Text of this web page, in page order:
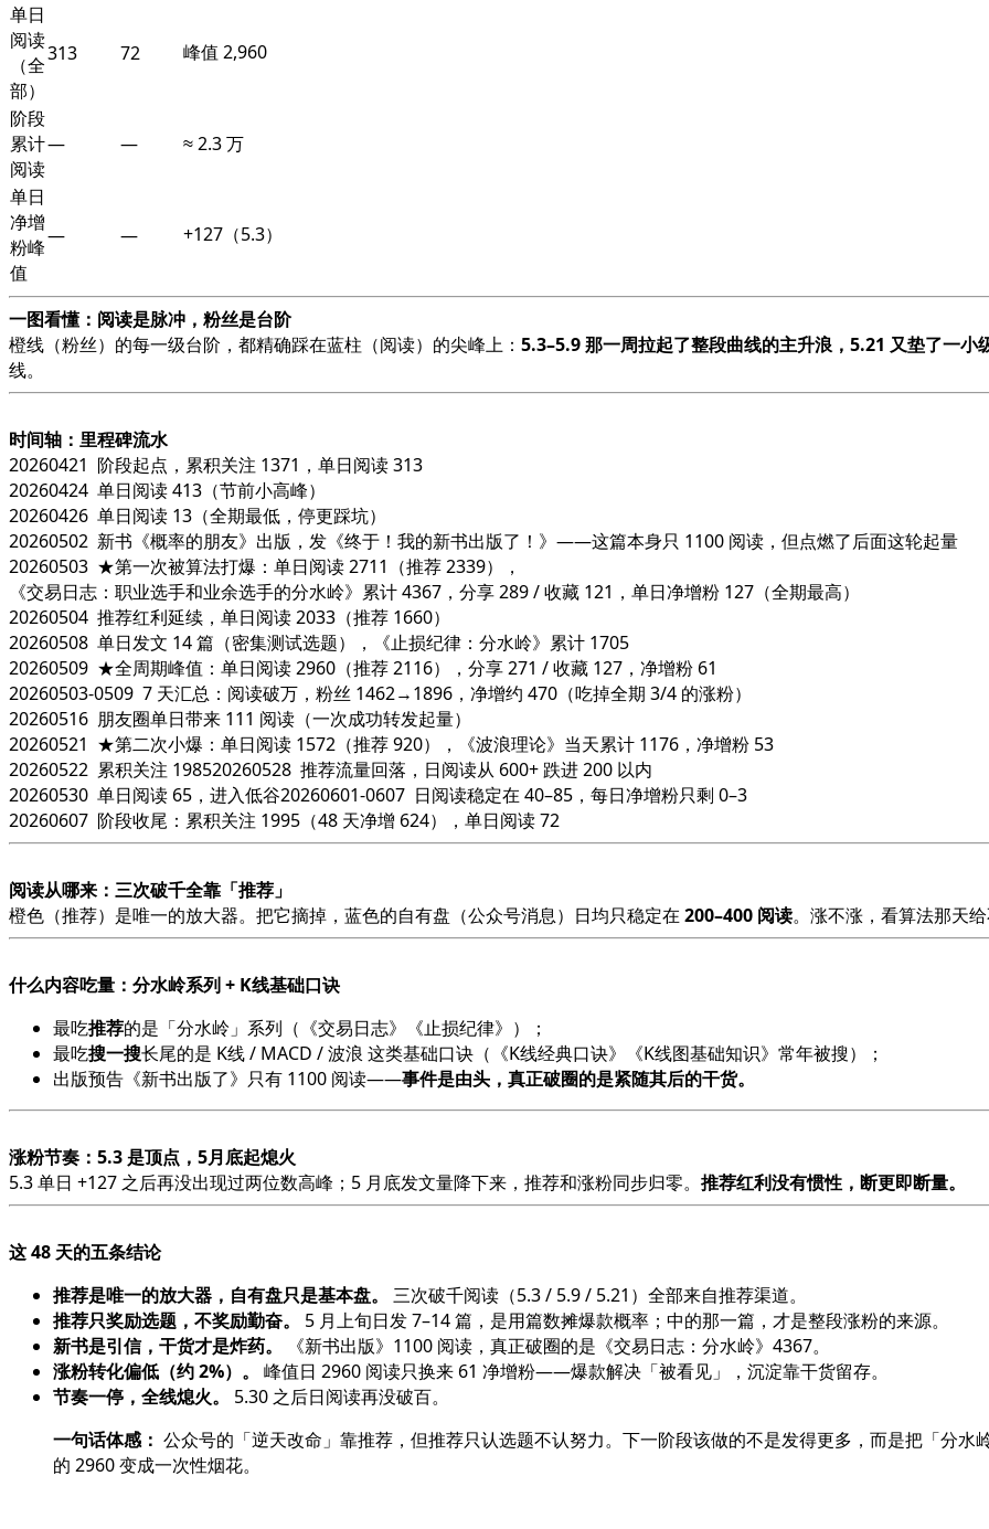
单日
阅读
（全
部）
313 72 峰值 2,960
阶段
累计
阅读
— — ≈ 2.3 万
单日
净增
粉峰
值
— — +127（5.3）
一图看懂：阅读是脉冲，粉丝是台阶
橙线（粉丝）的每一级台阶，都精确踩在蓝柱（阅读）的尖峰上： 5.3–5.9 那一周拉起了整段曲线的主升浪，5.21 又垫了一小
线。
时间轴：里程碑流水
20260421 阶段起点，累积关注 1371，单日阅读 313
20260424 单日阅读 413（节前小高峰）
20260426 单日阅读 13（全期最低，停更踩坑）
20260502 新书《概率的朋友》出版，发《终于！我的新书出版了！》——这篇本身只 1100 阅读，但点燃了后面这轮起量
20260503 ★第一次被算法打爆：单日阅读 2711（推荐 2339），
《交易日志：职业选手和业余选手的分水岭》累计 4367，分享 289 / 收藏 121，单日净增粉 127（全期最高）
20260504 推荐红利延续，单日阅读 2033（推荐 1660）
20260508 单日发文 14 篇（密集测试选题），《止损纪律：分水岭》累计 1705
20260509 ★全周期峰值：单日阅读 2960（推荐 2116），分享 271 / 收藏 127，净增粉 61
20260503-0509 7 天汇总：阅读破万，粉丝 1462→1896，净增约 470（吃掉全期 3/4 的涨粉）
20260516 朋友圈单日带来 111 阅读（一次成功转发起量）
20260521 ★第二次小爆：单日阅读 1572（推荐 920），《波浪理论》当天累计 1176，净增粉 53
20260522 累积关注 198520260528 推荐流量回落，日阅读从 600+ 跌进 200 以内
20260530 单日阅读 65，进入低谷20260601-0607 日阅读稳定在 40–85，每日净增粉只剩 0–3
20260607 阶段收尾：累积关注 1995（48 天净增 624），单日阅读 72
阅读从哪来：三次破千全靠「推荐」
橙色（推荐）是唯一的放大器。把它摘掉，蓝色的自有盘（公众号消息）日均只稳定在 200–400 阅读。涨不涨，看算法那天
什么内容吃量：分水岭系列 + K线基础口诀
最吃推荐的是「分水岭」系列（《交易日志》《止损纪律》）；
最吃搜一搜长尾的是 K线 / MACD / 波浪 这类基础口诀（《K线经典口诀》《K线图基础知识》常年被搜）；
出版预告《新书出版了》只有 1100 阅读——事件是由头，真正破圈的是紧随其后的干货。
涨粉节奏：5.3 是顶点，5月底起熄火
5.3 单日 +127 之后再没出现过两位数高峰；5 月底发文量降下来，推荐和涨粉同步归零。 推荐红利没有惯性，断更即断量。
这 48 天的五条结论
推荐是唯一的放大器，自有盘只是基本盘。
三次破千阅读（5.3 / 5.9 / 5.21）全部来自推荐渠道。
推荐只奖励选题，不奖励勤奋。
5 月上旬日发 7–14 篇，是用篇数摊爆款概率；中的那一篇，才是整段涨粉的来源。
新书是引信，干货才是炸药。
《新书出版》1100 阅读，真正破圈的是《交易日志：分水岭》4367。
涨粉转化偏低（约 2%）。
峰值日 2960 阅读只换来 61 净增粉——爆款解决「被看见」，沉淀靠干货留存。
节奏一停，全线熄火。
5.30 之后日阅读再没破百。
一句话体感： 公众号的「逆天改命」靠推荐，但推荐只认选题不认努力。下一阶段该做的不是发得更多，而是把「分
的 2960 变成一次性烟花。